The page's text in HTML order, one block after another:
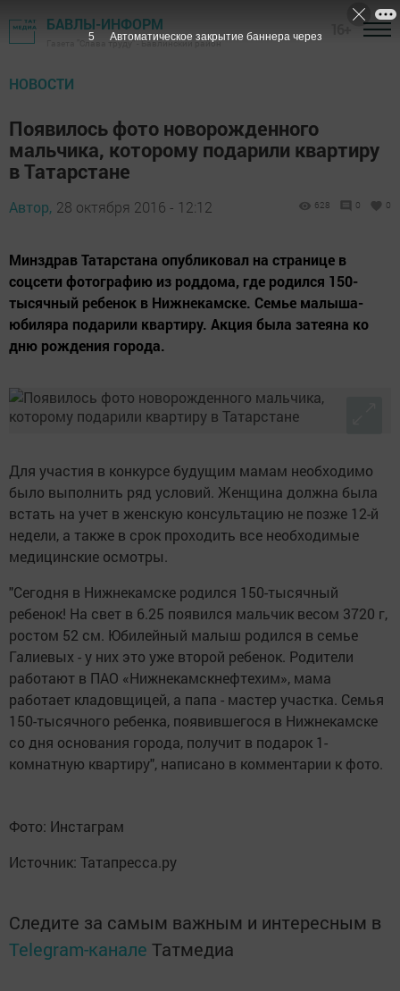
БАВЛЫ-ИНФОРМ
Газета "Слава труду" - Бавлинский район
НОВОСТИ
Появилось фото новорожденного
мальчика, которому подарили квартиру
в Татарстане
Автор, 28 октября 2016 - 12:12 628 0 0
Минздрав Татарстана опубликовал на странице в
соцсети фотографию из роддома, где родился 150-
тысячный ребенок в Нижнекамске. Семье малыша-
юбиляра подарили квартиру. Акция была затеяна ко
дню рождения города.
Для участия в конкурсе будущим мамам необходимо
было выполнить ряд условий. Женщина должна была
встать на учет в женскую консультацию не позже 12-й
недели, а также в срок проходить все необходимые
медицинские осмотры.
"Сегодня в Нижнекамске родился 150-тысячный
ребенок! На свет в 6.25 появился мальчик весом 3720 г,
ростом 52 см. Юбилейный малыш родился в семье
Галиевых - у них это уже второй ребенок. Родители
работают в ПАО «Нижнекамскнефтехим», мама
работает кладовщицей, а папа - мастер участка. Семья
150-тысячного ребенка, появившегося в Нижнекамске
со дня основания города, получит в подарок 1-
комнатную квартиру", написано в комментарии к фото.
Фото: Инстаграм
Источник: Татапресса.ру
Следите за самым важным и интересным в
Telegram-канале Татмедиа
4 Автоматическое закрытие баннера через